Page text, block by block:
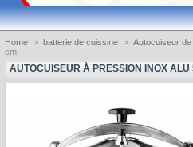
Home > batterie de cuissine > Autocuiseur de
cm
AUTOCUISEUR À PRESSION INOX